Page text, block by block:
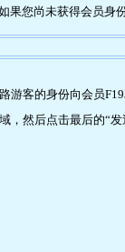
果您尚未获得会员身
游客的身份向会员
，然后点击最后的“